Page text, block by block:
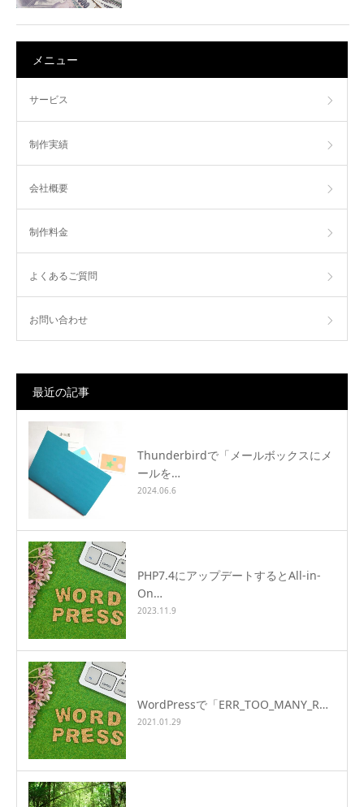
メニュー
サービス
制作実績
会社概要
制作料金
よくあるご質問
お問い合わせ
最近の記事
Thunderbirdで「メールボックスにメ
ールを…
2024.06.6
PHP7.4にアップデートするとAll-in-
On…
2023.11.9
WordPressで「ERR_TOO_MANY_R…
2021.01.29